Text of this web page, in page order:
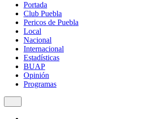
Portada
Club Puebla
Pericos de Puebla
Local
Nacional
Internacional
Estadísticas
BUAP
Opinión
Programas